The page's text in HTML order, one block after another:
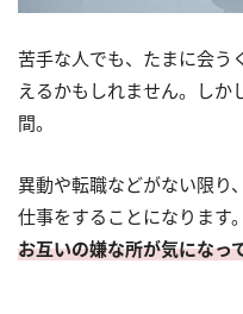
苦手な人でも、たまに会う
えるかもしれません。しか
間。
異動や転職などがない限り
仕事をすることになります。
お互いの嫌な所が気になっ